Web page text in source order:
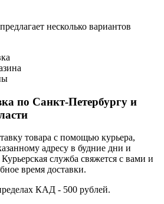
несколько вариантов
по Санкт-Петербургу и
товара с помощью курьера,
адресу в будние дни и
служба свяжется с вами и
время доставки.
КАД - 500 рублей.